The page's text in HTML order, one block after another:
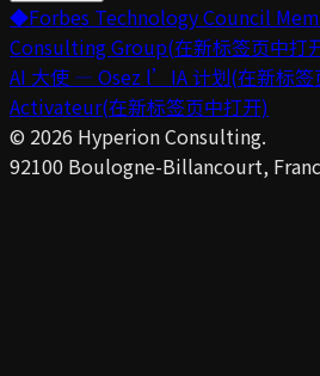
◆Forbes Technology Council
Consulting Group(在新标签页中打
AI 大使 — Osez l’IA 计划(在新标
Activateur(在新标签页中打开)
© 2026 Hyperion Consulting.
92100 Boulogne-Billancourt,